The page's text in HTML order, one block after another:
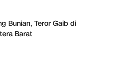
Bunian, Teror Gaib di
Barat